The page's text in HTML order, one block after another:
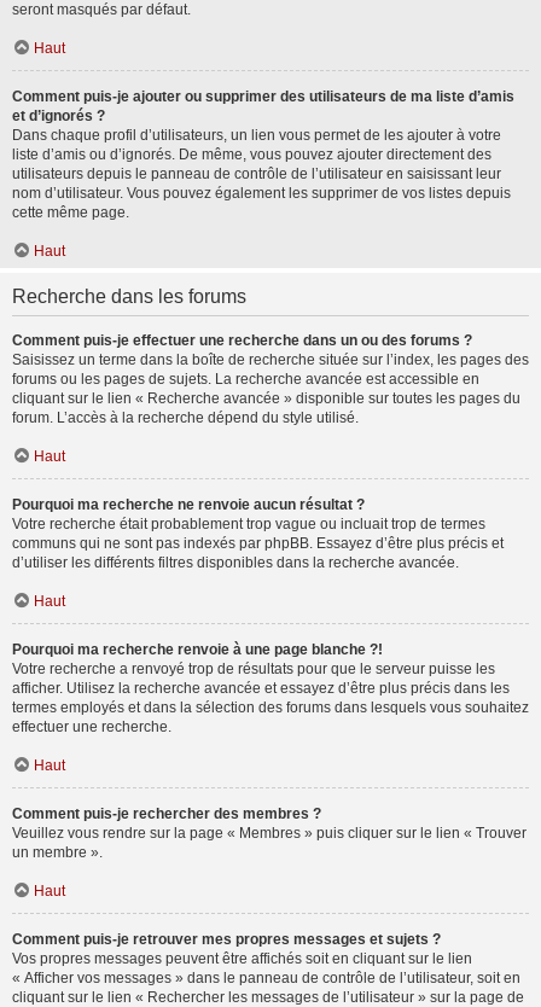
seront masqués par défaut.
Haut
Comment puis-je ajouter ou supprimer des utilisateurs de ma liste d’amis
et d’ignorés ?
Dans chaque profil d’utilisateurs, un lien vous permet de les ajouter à votre
liste d’amis ou d’ignorés. De même, vous pouvez ajouter directement des
utilisateurs depuis le panneau de contrôle de l’utilisateur en saisissant leur
nom d’utilisateur. Vous pouvez également les supprimer de vos listes depuis
cette même page.
Haut
Recherche dans les forums
Comment puis-je effectuer une recherche dans un ou des forums ?
Saisissez un terme dans la boîte de recherche située sur l’index, les pages des
forums ou les pages de sujets. La recherche avancée est accessible en
cliquant sur le lien « Recherche avancée » disponible sur toutes les pages du
forum. L’accès à la recherche dépend du style utilisé.
Haut
Pourquoi ma recherche ne renvoie aucun résultat ?
Votre recherche était probablement trop vague ou incluait trop de termes
communs qui ne sont pas indexés par phpBB. Essayez d’être plus précis et
d’utiliser les différents filtres disponibles dans la recherche avancée.
Haut
Pourquoi ma recherche renvoie à une page blanche ?!
Votre recherche a renvoyé trop de résultats pour que le serveur puisse les
afficher. Utilisez la recherche avancée et essayez d’être plus précis dans les
termes employés et dans la sélection des forums dans lesquels vous souhaitez
effectuer une recherche.
Haut
Comment puis-je rechercher des membres ?
Veuillez vous rendre sur la page « Membres » puis cliquer sur le lien « Trouver
un membre ».
Haut
Comment puis-je retrouver mes propres messages et sujets ?
Vos propres messages peuvent être affichés soit en cliquant sur le lien
« Afficher vos messages » dans le panneau de contrôle de l’utilisateur, soit en
cliquant sur le lien « Rechercher les messages de l’utilisateur » sur la page de